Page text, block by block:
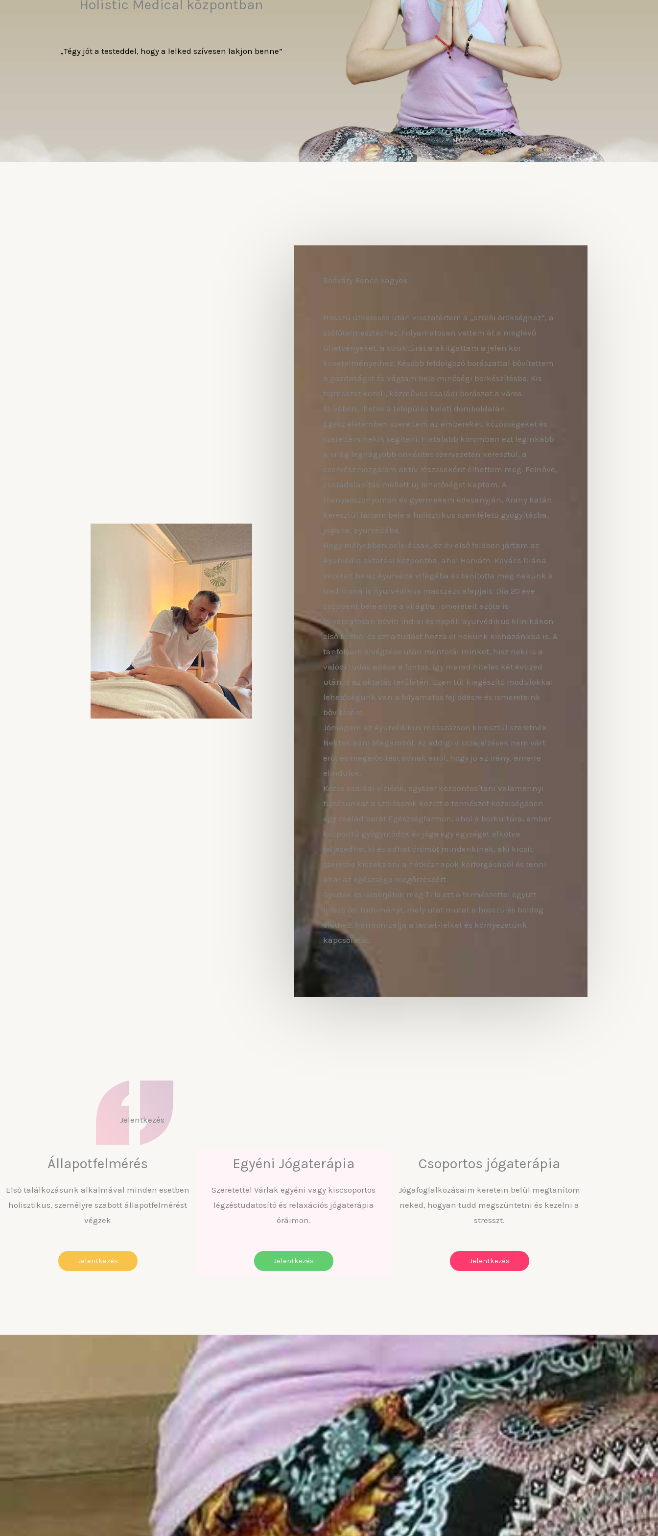
Holistic Medical központban
„Tégy jót a testeddel, hogy a lelked szívesen lakjon benne”
Soóváry Bence vagyok
Hosszú útkeresés után visszatértem a „szülői örökséghez”, a
szőlőtermesztéshez. Folyamatosan vettem át a meglévő
ültetvényeket, a struktúrát alakítgattam a jelen kor
követelményeihez. Később feldolgozó borászattal bővítettem
a gazdaságot és vágtam bele minőségi borkészítésbe. Kis
természet közeli, kézműves családi borászat a város
szívében, illetve a település keleti domboldalán.
Egész életemben szerettem az embereket, közösségeket és
szerettem nekik segíteni. Fiatalabb koromban ezt leginkább
a világ legnagyobb önkéntes szervezetén keresztül, a
cserkészmozgalom aktív részeseként élhettem meg. Felnőve,
családalapítás mellett új lehetőséget kaptam. A
menyasszonyomon és gyermekem édesanyján, Arany Katán
keresztül láttam bele a holisztikus szemléletű gyógyításba,
jógába, ayurvédába.
Hogy mélyebben belelássak, ez év első felében jártam az
Ayurvédia oktatási központba, ahol Horváth-Kovács Diána
vezetett be az Ayurvéda világába és tanította meg nekünk a
tradícionális Ayurvédikus masszázs alapjait. Dia 20 éve
csöppent bele ebbe a világba, ismereteit azóta is
folyamatosan bővíti indiai és nepáli ayurvédikus klinikákon
első kézből és ezt a tudást hozza el nekünk kishazánkba is. A
tanfolyam elvégzése után mentorál minket, hisz neki is a
valódi tudás adása a fontos, így marad hiteles két évtized
után is az oktatás területén. Ezen túl kiegészítő modulokkal
lehetőségünk van a folyamatos fejlődésre és ismereteink
bővítésére.
Jómagam az Ayurvédikus masszázson keresztül szeretnék
Nektek adni Magamból. Az eddigi visszajelzések nem várt
erőt és megerősítést adnak arról, hogy jó az irány, amerre
elindulok.
Közös családi víziónk, egyszer központosítani valamennyi
tudásunkat a szőlősorok között a természet közelségében
egy család barát Egészségfarmon, ahol a borkultúra, ember
központú gyógymódok és jóga egy egységet alkotva
teljesedhet ki és adhat örömöt mindenkinek, aki kicsit
szeretne kiszakadni a hétköznapok körforgásából és tenni
akar az egészsége megőrzéséért.
Gyertek és ismerjétek meg Ti is ezt a természettel együtt
létező ősi tudományt, mely utat mutat a hosszú és boldog
élethez, harmonizálja a testet-lelket és környezetünk
kapcsolatát.
Jelentkezés
Állapotfelmérés
Első találkozásunk alkalmával minden esetben
holisztikus, személyre szabott állapotfelmérést
végzek
Jelentkezés
Egyéni Jógaterápia
Szeretettel Várlak egyéni vagy kiscsoportos
légzéstudatosító és relaxációs jógaterápia
óráimon.
Jelentkezés
Csoportos jógaterápia
Jógafoglalkozásaim keretein belül megtanítom
neked, hogyan tudd megszüntetni és kezelni a
stresszt.
Jelentkezés